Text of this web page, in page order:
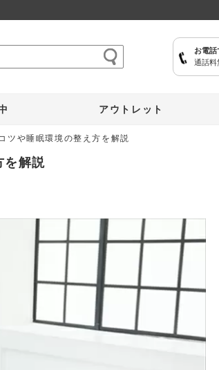
お電話
通話料
アウトレット
ツや睡眠環境の整え方を解説
を解説